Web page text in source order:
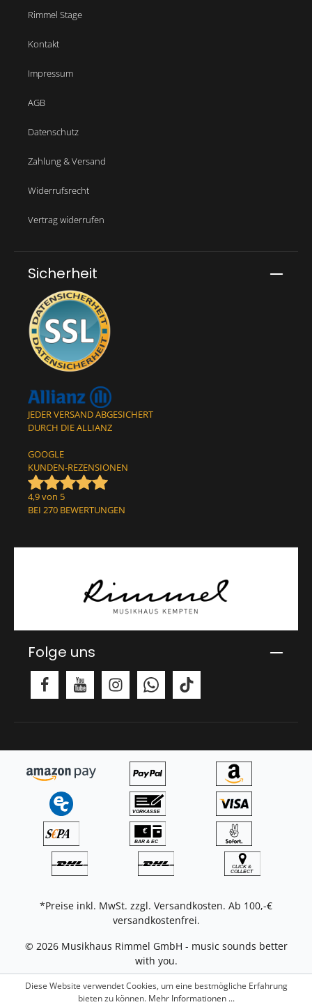
Folge uns
Sicherheit
JEDER VERSAND ABGESICHERT
DURCH DIE ALLIANZ
GOOGLE
KUNDEN-REZENSIONEN
4,9 von 5
BEI 270 BEWERTUNGEN
Rimmel Stage
Kontakt
Impressum
AGB
Datenschutz
Zahlung & Versand
Widerrufsrecht
Vertrag widerrufen
© 2026 Musikhaus Rimmel GmbH - music sounds better
with you.
*Preise inkl. MwSt. zzgl. Versandkosten. Ab 100,-€
versandkostenfrei.
Diese Website verwendet Cookies, um eine bestmögliche Erfahrung
bieten zu können. Mehr Informationen ...